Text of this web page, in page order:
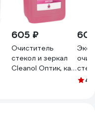
605 ₽
Очиститель
стекол и зеркал
Cleanol Оптик, кан.
4.4